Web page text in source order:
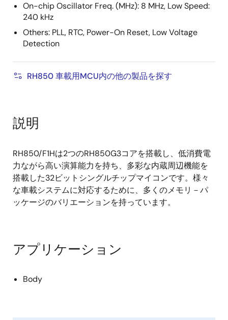
On-chip Oscillator Freq. (MHz): 8 MHz, Low Speed:
240 kHz
Others: PLL, RTC, Power-On Reset, Low Voltage
Detection
RH850 車載用MCU内の他の製品を探す
説明
RH850/F1Hは2つのRH850G3コアを搭載し、低消費電
力ながら高い演算能力を持ち、多彩な内蔵周辺機能を
搭載した32ビットシングルチップマイコンです。様々
な車載システムに対応するために、多くのメモリ－パ
ッケージのバリエーションを持っています。
アプリケーション
Body